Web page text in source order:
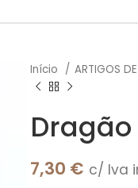
Início ARTIGOS
Dragão
7,30 € c/ Iva